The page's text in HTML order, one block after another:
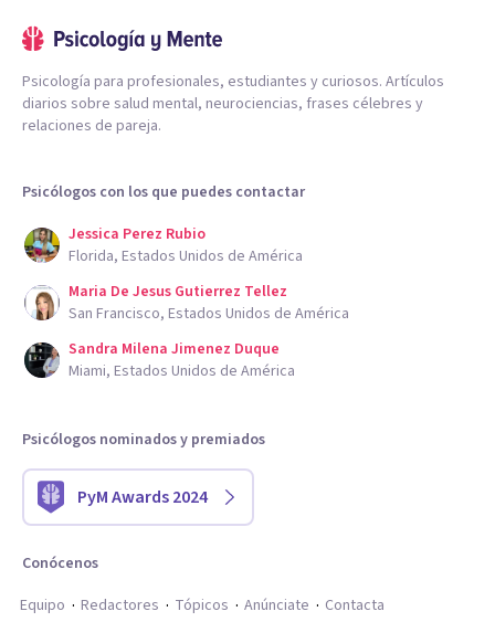
Psicología para profesionales, estudiantes y curiosos. Artículos
diarios sobre salud mental, neurociencias, frases célebres y
relaciones de pareja.
Psicólogos con los que puedes contactar
Jessica Perez Rubio
Florida, Estados Unidos de América
Maria De Jesus Gutierrez Tellez
San Francisco, Estados Unidos de América
Sandra Milena Jimenez Duque
Miami, Estados Unidos de América
Psicólogos nominados y premiados
PyM Awards 2024
Conócenos
Equipo
Redactores Tópicos Anúnciate Contacta